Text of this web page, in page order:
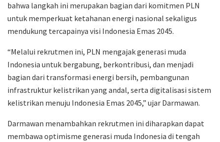
bahwa langkah ini merupakan bagian dari komitmen PLN
untuk memperkuat ketahanan energi nasional sekaligus
mendukung tercapainya visi Indonesia Emas 2045.
“Melalui rekrutmen ini, PLN mengajak generasi muda
Indonesia untuk bergabung, berkontribusi, dan menjadi
bagian dari transformasi energi bersih, pembangunan
infrastruktur kelistrikan yang andal, serta digitalisasi sistem
kelistrikan menuju Indonesia Emas 2045,” ujar Darmawan.
Darmawan menambahkan rekrutmen ini diharapkan dapat
membawa optimisme generasi muda Indonesia di tengah